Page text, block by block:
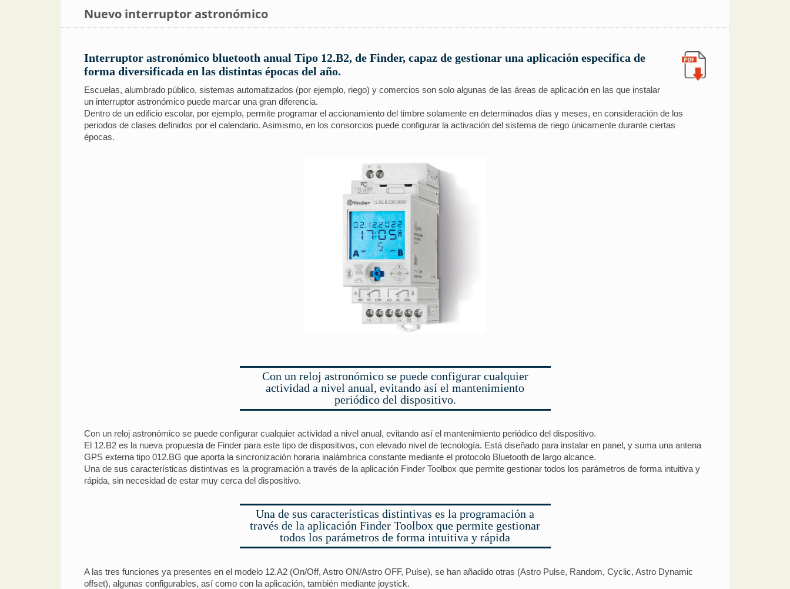
Nuevo interruptor astronómico
Interruptor astronómico bluetooth anual Tipo 12.B2, de Finder, capaz de gestionar una aplicación específica de
forma diversificada en las distintas épocas del año.
Escuelas, alumbrado público, sistemas automatizados (por ejemplo, riego) y comercios son solo algunas de las áreas de aplicación en las que instalar
un interruptor astronómico puede marcar una gran diferencia.
Dentro de un edificio escolar, por ejemplo, permite programar el accionamiento del timbre solamente en determinados días y meses, en consideración de los
periodos de clases definidos por el calendario. Asimismo, en los consorcios puede configurar la activación del sistema de riego únicamente durante ciertas
épocas.
Con un reloj astronómico se puede configurar cualquier
actividad a nivel anual, evitando así el mantenimiento
periódico del dispositivo.
Con un reloj astronómico se puede configurar cualquier actividad a nivel anual, evitando así el mantenimiento periódico del dispositivo.
El 12.B2 es la nueva propuesta de Finder para este tipo de dispositivos, con elevado nivel de tecnología. Está diseñado para instalar en panel, y suma una antena
GPS externa tipo 012.BG que aporta la sincronización horaria inalámbrica constante mediante el protocolo Bluetooth de largo alcance.
Una de sus características distintivas es la programación a través de la aplicación Finder Toolbox que permite gestionar todos los parámetros de forma intuitiva y
rápida, sin necesidad de estar muy cerca del dispositivo.
Una de sus características distintivas es la programación a
través de la aplicación Finder Toolbox que permite gestionar
todos los parámetros de forma intuitiva y rápida
A las tres funciones ya presentes en el modelo 12.A2 (On/Off, Astro ON/Astro OFF, Pulse), se han añadido otras (Astro Pulse, Random, Cyclic, Astro Dynamic
offset), algunas configurables, así como con la aplicación, también mediante joystick.